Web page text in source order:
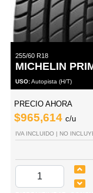
255/60 R18
MICHELIN
USO:Autopista (H/T)
PRECIO AHORA
$965,614 c/u
IVA INCLUIDO | NO